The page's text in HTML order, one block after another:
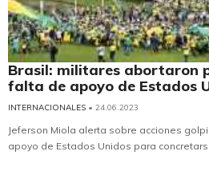
Brasil: militares abortaron
falta de apoyo de Estados
INTERNACIONALES • 24.06.2023
Jeferson Miola alerta sobre acciones
apoyo de Estados Unidos para